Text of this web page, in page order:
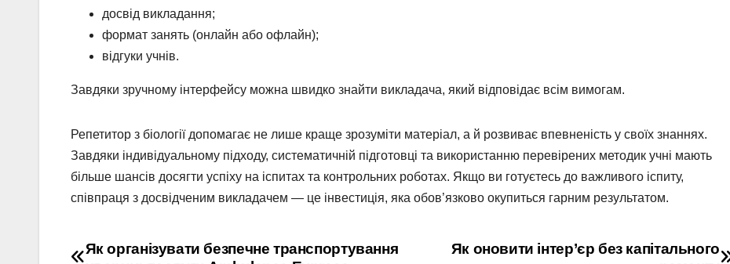
досвід викладання;
формат занять (онлайн або офлайн);
відгуки учнів.
Завдяки зручному інтерфейсу можна швидко знайти викладача, який відповідає всім вимогам.
Репетитор з біології допомагає не лише краще зрозуміти матеріал, а й розвиває впевненість у своїх знаннях.
Завдяки індивідуальному підходу, систематичній підготовці та використанню перевірених методик учні мають
більше шансів досягти успіху на іспитах та контрольних роботах. Якщо ви готуєтесь до важливого іспиту,
співпраця з досвідченим викладачем — це інвестиція, яка обов’язково окупиться гарним результатом.
Навігація
Як оновити інтер’єр без капітального
Як організувати безпечне транспортування